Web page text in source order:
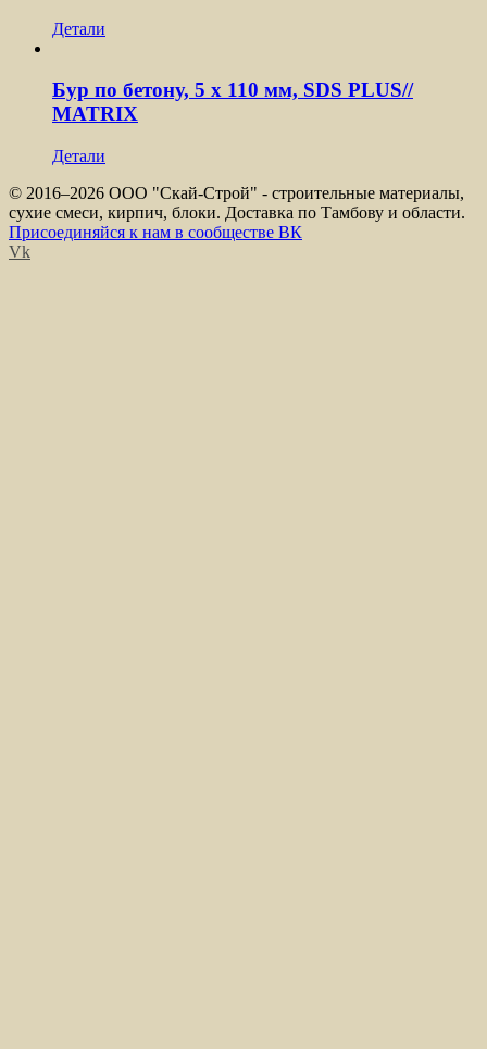
Детали
Бур по бетону, 5 x 110 мм, SDS PLUS//
MATRIX
Детали
© 2016–2026 ООО "Скай-Строй" - строительные материалы,
сухие смеси, кирпич, блоки. Доставка по Тамбову и области.
Присоединяйся к нам в сообществе ВК
Vk